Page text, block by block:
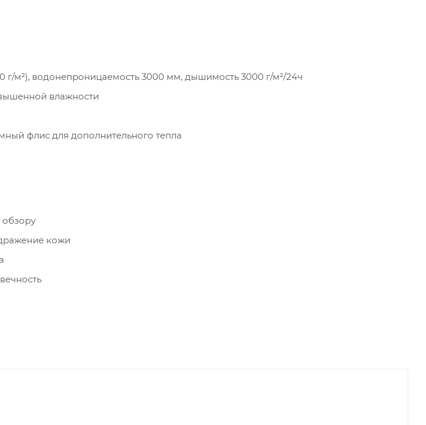
г/м²), водонепроницаемость 3000 мм, дышимость 3000 г/м²/24ч
влажности
флис для дополнительного тепла
кожи